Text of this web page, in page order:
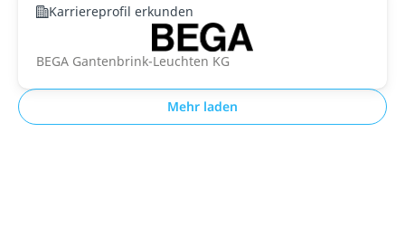
Karriereprofil erkunden
BEGA Gantenbrink-Leuchten KG
Mehr laden